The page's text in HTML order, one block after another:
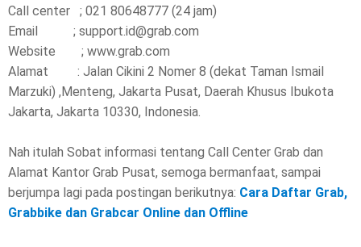
Call center ; 021 80648777 (24 jam)
Email ; support.id@grab.com
Website ; www.grab.com
Alamat : Jalan Cikini 2 Nomer 8 (dekat Taman Ismail
Marzuki) ,Menteng, Jakarta Pusat, Daerah Khusus Ibukota
Jakarta, Jakarta 10330, Indonesia.
Nah itulah Sobat informasi tentang Call Center Grab dan
Alamat Kantor Grab Pusat, semoga bermanfaat, sampai
berjumpa lagi pada postingan berikutnya: Cara Daftar Grab,
Grabbike dan Grabcar Online dan Offline